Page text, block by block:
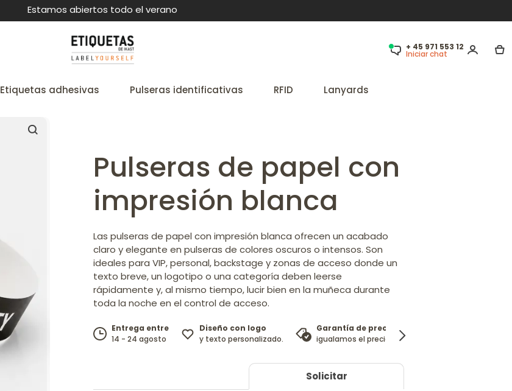
Estamos abiertos todo el verano
+ 45 971 553 12
Iniciar chat
Etiquetas adhesivas Pulseras identificativas RFID Lanyards
Pulseras de papel con
impresión blanca
Las pulseras de papel con impresión blanca ofrecen un acabado
claro y elegante en pulseras de colores oscuros o intensos. Son
ideales para VIP, personal, backstage y zonas de acceso donde un
texto breve, un logotipo o una categoría deben leerse
rápidamente y, al mismo tiempo, lucir bien en la muñeca durante
toda la noche en el control de acceso.
Entrega entre
14 - 24 agosto
Diseño con logo
y texto personalizado.
Garantía de precio
igualamos el precio
Solicitar